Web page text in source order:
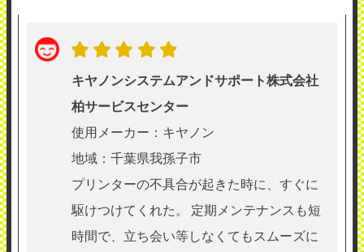
キヤノンシステムアンドサポート株式会社
柏サービスセンター
使用メーカー：キヤノン
地域：千葉県我孫子市
プリンターの不具合が起きた時に、すぐに
駆けつけてくれた。 定期メンテナンスも短
時間で、立ち会い等しなくてもスムーズに